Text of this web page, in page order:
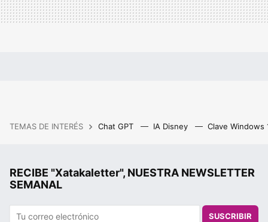
TEMAS DE INTERÉS Chat GPT IA Disney Clave Windows
RECIBE "Xatakaletter", NUESTRA NEWSLETTER
SEMANAL
SUSCRIBIR